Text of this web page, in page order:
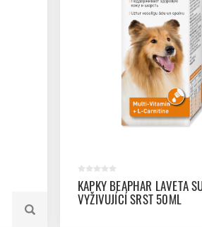
KAPKY BEAPHAR LAVETA
VYŽIVUJÍCÍ SRST 50ML